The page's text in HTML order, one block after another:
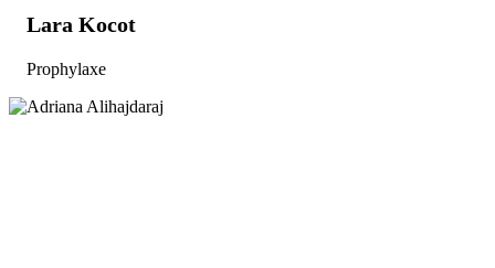
Lara Kocot
Prophylaxe